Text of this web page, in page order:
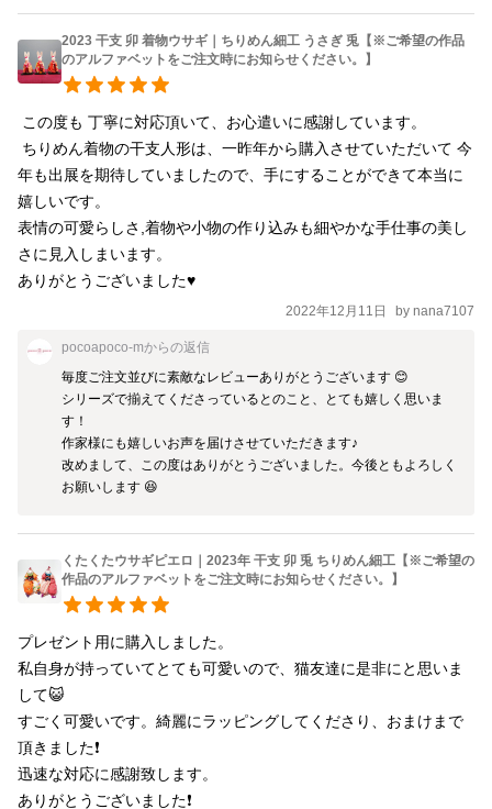
2023 干支 卯 着物ウサギ｜ちりめん細工 うさぎ 兎【※ご希望の作品
のアルファベットをご注文時にお知らせください。】
年も出展を期待していましたので、手にすることができて本当に
嬉しいです。
表情の可愛らしさ,着物や小物の作り込みも細やかな手仕事の美し
さに見入しまいます。
ありがとうございました♥️
2022年12月11日 by nana7107
pocoapoco-mからの返信
毎度ご注文並びに素敵なレビューありがとうございます 😊
シリーズで揃えてくださっているとのこと、とても嬉しく思いま
す！
作家様にも嬉しいお声を届けさせていただきます♪
改めまして、この度はありがとうございました。今後ともよろしく
お願いします 😆
くたくたウサギピエロ｜2023年 干支 卯 兎 ちりめん細工【※ご希望の
作品のアルファベットをご注文時にお知らせください。】
プレゼント用に購入しました。
私自身が持っていてとても可愛いので、猫友達に是非にと思いま
して😺
すごく可愛いです。綺麗にラッピングしてくださり、おまけまで
頂きました❗
迅速な対応に感謝致します。
ありがとうございました❗